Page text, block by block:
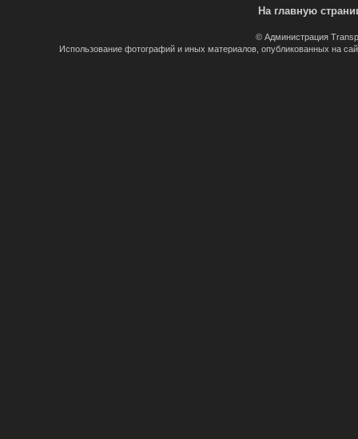
На главную
© Администрация
Использование фотографий и иных материалов, опубликованных на